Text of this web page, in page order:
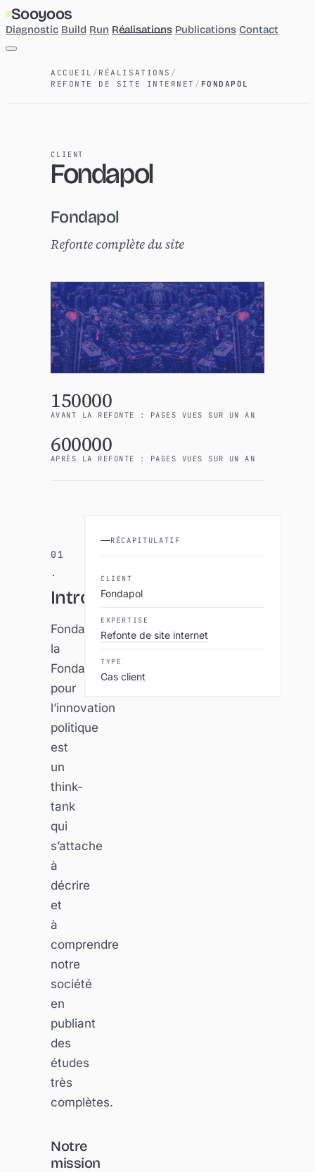
Sooyoos
Diagnostic Build Run Réalisations Publications Contact
ACCUEIL / RÉALISATIONS /
REFONTE DE SITE INTERNET / FONDAPOL
CLIENT
Fondapol
Fondapol
Refonte complète du site
150000
AVANT LA REFONTE : PAGES VUES SUR UN AN
600000
APRÈS LA REFONTE : PAGES VUES SUR UN AN
Introduction
Fondapol,
la
Fondation
pour
l’innovation
politique
est
un
think-
tank
qui
s’attache
à
décrire
et
à
comprendre
notre
société
en
publiant
des
études
très
complètes.
Notre
mission
RÉCAPITULATIF
CLIENT
Fondapol
EXPERTISE
Refonte de site internet
TYPE
Cas client